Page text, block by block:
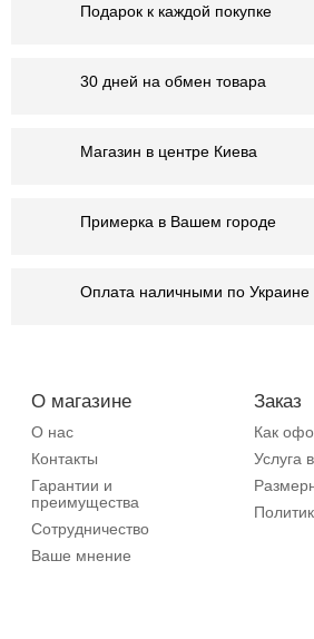
Подарок к каждой покупке
30 дней на обмен товара
Магазин в центре Киева
Примерка в Вашем городе
Оплата наличными по Украине
О магазине
О нас
Контакты
Гарантии и
преимущества
Сотрудничество
Ваше мнение
Заказ
Как
Услуга